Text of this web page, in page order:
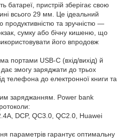
батареї, пристрій зберігає свою
всього 29 мм. Це ідеальний
продуктивністю та зручністю —
сумку або бічну кишеню, що
його впродовж
портами USB-C (вхід/вихід) й
змогу заряджати до трьох
телефона до електронної книги та
заряджанням. Power bank
DCP, QC3.0, QC2.0, Huawei
параметрів гарантує оптимальну